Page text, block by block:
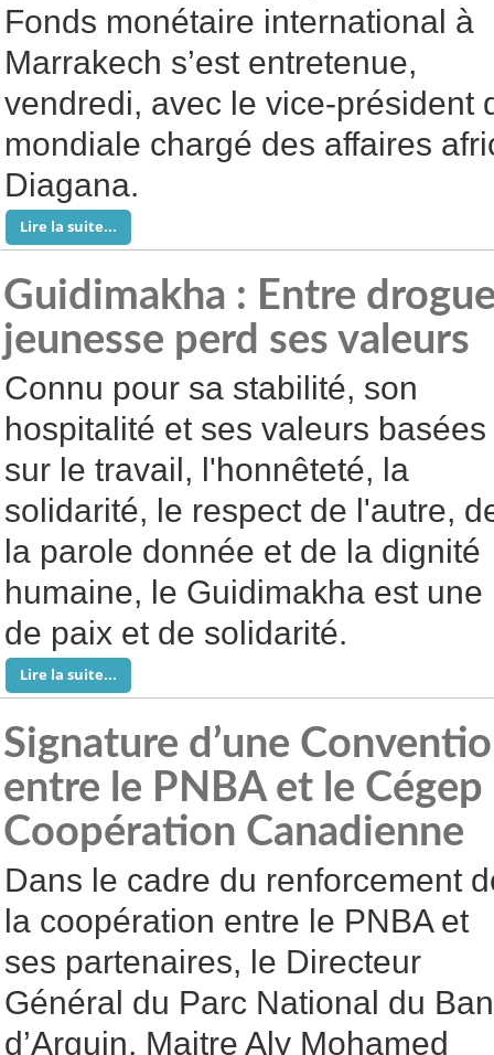
Fonds monétaire international à
Marrakech s’est entretenue,
vendredi, avec le vice-président
mondiale chargé des affaires
Diagana.
Lire la suite...
Guidimakha : Entre
jeunesse perd ses valeurs
Connu pour sa stabilité, son
hospitalité et ses valeurs basées
sur le travail, l'honnêteté, la
solidarité, le respect de l'autre,
la parole donnée et de la dignité
humaine, le Guidimakha est
de paix et de solidarité.
Lire la suite...
Signature d’une
entre le PNBA et le Cégep
Coopération Canadienne
Dans le cadre du renforcement
la coopération entre le PNBA et
ses partenaires, le Directeur
Général du Parc National du
d’Arguin, Maitre Aly Mohamed